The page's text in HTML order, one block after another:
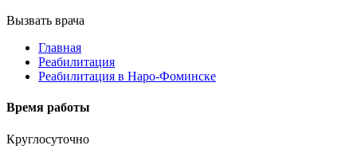
Вызвать врача
Главная
Реабилитация
Реабилитация в Наро-Фоминске
Время работы
Круглосуточно